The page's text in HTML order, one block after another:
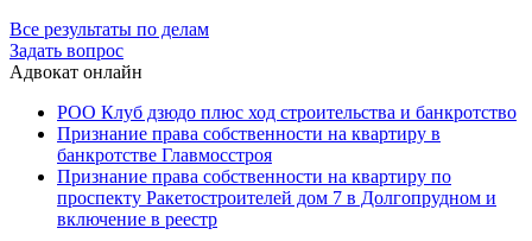
Все результаты по делам
Задать вопрос
Адвокат онлайн
РОО Клуб дзюдо плюс ход строительства и банкротство
Признание права собственности на квартиру в
банкротстве Главмосстроя
Признание права собственности на квартиру по
проспекту Ракетостроителей дом 7 в Долгопрудном и
включение в реестр